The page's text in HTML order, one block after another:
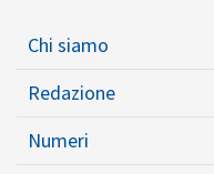
Chi siamo
Redazione
Numeri